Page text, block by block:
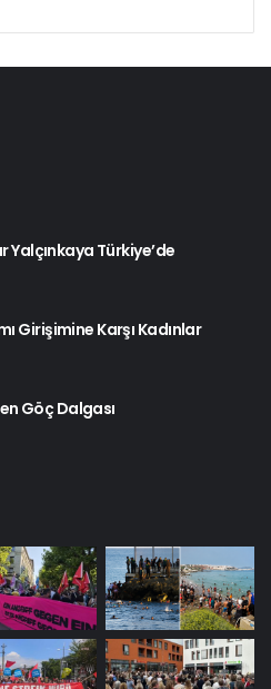
Yalçınkaya Türkiye’de
Girişimine Karşı Kadınlar
Göç Dalgası